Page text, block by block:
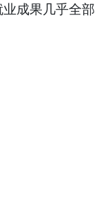
成果几乎全部